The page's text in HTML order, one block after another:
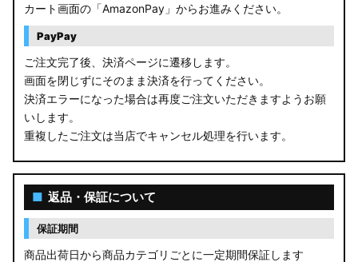
カート画面の「AmazonPay」からお進みください。
PayPay
ご注文完了後、決済ページに遷移します。
画面を閉じずにそのまま決済を行ってください。
決済エラーになった場合は再度ご注文いただきますようお願
いします。
重複したご注文は当店でキャンセル処理を行います。
■ 返品・保証について
保証期間
商品出荷日から商品カテゴリごとに一定期間保証します